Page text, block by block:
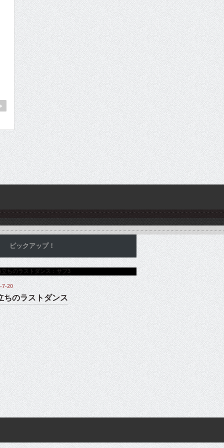
ピックアップ！
7-20
ちのラストダンス